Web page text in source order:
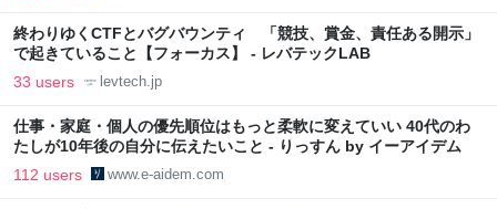
終わりゆくCTFとバグバウンティ 「競技、賞金、責任ある開示」
で起きていること【フォーカス】 - レバテックLAB
33 users levtech.jp
仕事・家庭・個人の優先順位はもっと柔軟に変えていい 40代のわ
たしが10年後の自分に伝えたいこと - りっすん by イーアイデム
112 users www.e-aidem.com